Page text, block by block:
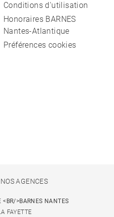
Conditions d'utilisation
Honoraires BARNES
Nantes-Atlantique
Préférences cookies
AGENCES
<BR/>BARNES NANTES
FAYETTE